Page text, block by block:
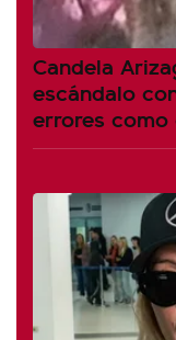
Candela
escándalo
errores como